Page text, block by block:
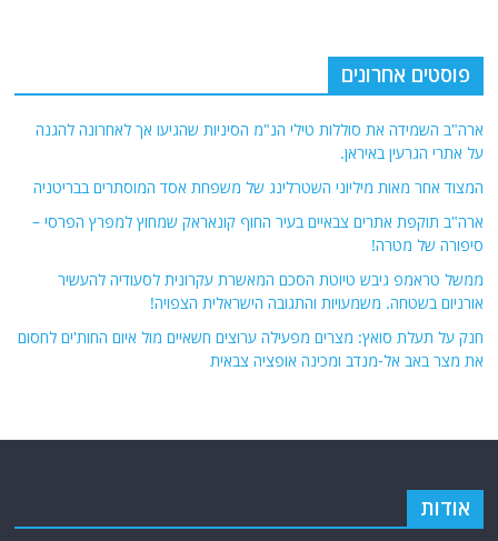
פוסטים אחרונים
ארה"ב השמידה את סוללות טילי הנ"מ הסיניות שהגיעו אך לאחרונה להגנה
על אתרי הגרעין באיראן.
המצוד אחר מאות מיליוני השטרלינג של משפחת אסד המוסתרים בבריטניה
ארה"ב תוקפת אתרים צבאיים בעיר החוף קונאראק שמחוץ למפרץ הפרסי –
סיפורה של מטרה!
ממשל טראמפ גיבש טיוטת הסכם המאשרת עקרונית לסעודיה להעשיר
אורניום בשטחה. משמעויות והתגובה הישראלית הצפויה!
חנק על תעלת סואץ: מצרים מפעילה ערוצים חשאיים מול איום החות'ים לחסום
את מצר באב אל-מנדב ומכינה אופציה צבאית
אודות